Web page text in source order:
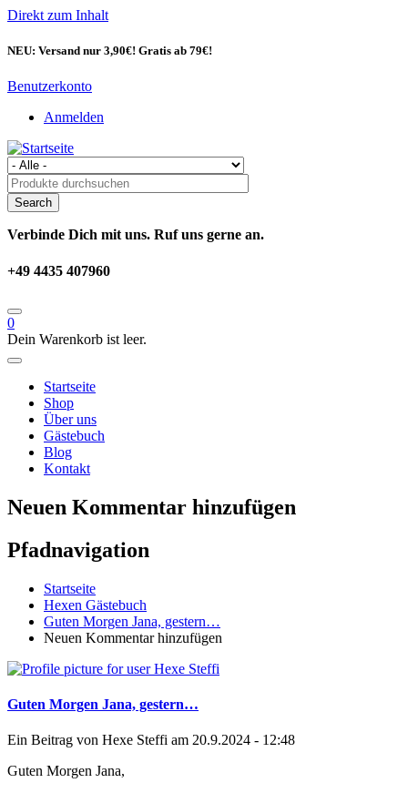
Direkt zum Inhalt
NEU: Versand nur 3,90€! Gratis ab 79€!
Benutzerkonto
Anmelden
Verbinde Dich mit uns. Ruf uns gerne an.
+49 4435 407960
0
Dein Warenkorb ist leer.
Startseite
Shop
Über uns
Gästebuch
Blog
Kontakt
Neuen Kommentar hinzufügen
Pfadnavigation
Startseite
Hexen Gästebuch
Guten Morgen Jana, gestern…
Neuen Kommentar hinzufügen
Guten Morgen Jana, gestern…
Ein Beitrag von Hexe Steffi am 20.9.2024 - 12:48
Guten Morgen Jana,